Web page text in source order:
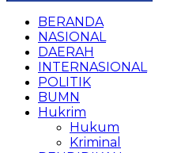
BERANDA
NASIONAL
DAERAH
INTERNASIONAL
POLITIK
BUMN
Hukrim
Hukum
Kriminal